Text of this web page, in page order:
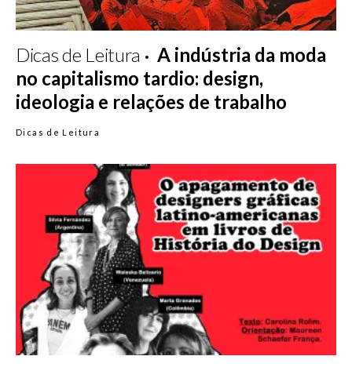
Dicas de Leitura
A indústria da moda
no capitalismo tardio: design,
ideologia e relações de trabalho
Dicas de Leitura